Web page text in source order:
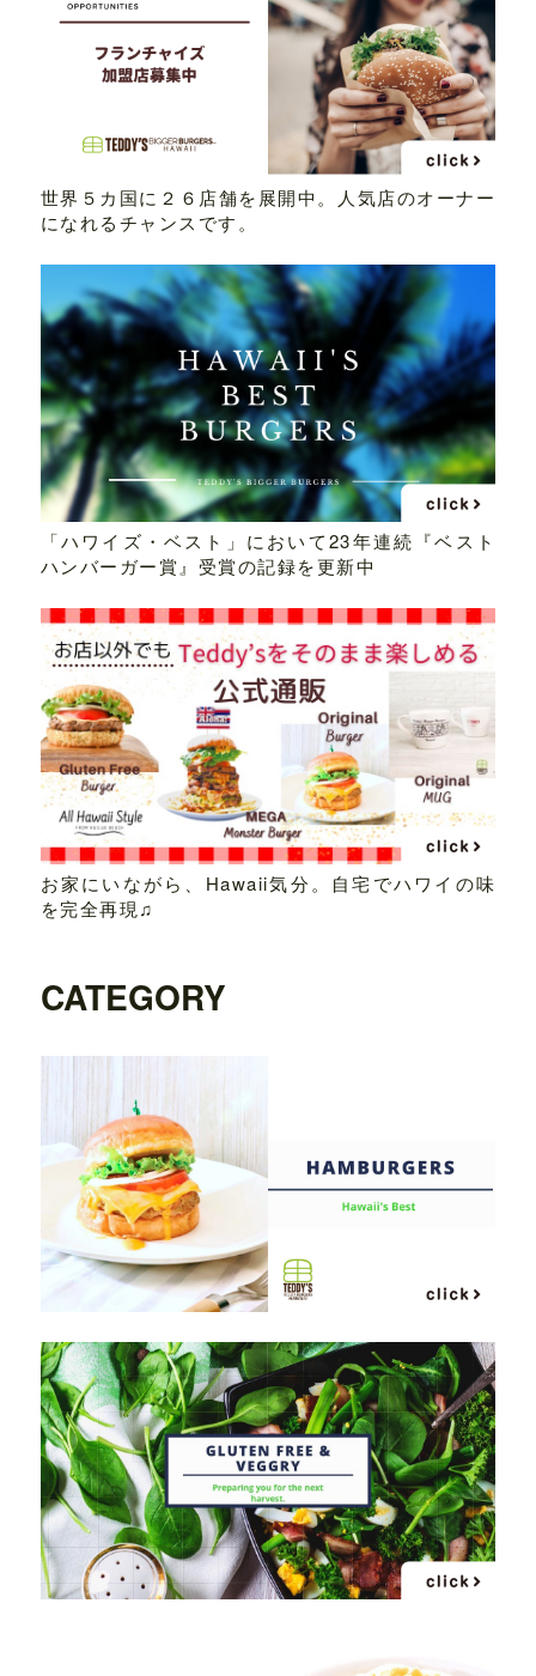
世界５カ国に２６店舗を展開中。人気店のオーナー
になれるチャンスです。
「ハワイズ・ベスト」において23年連続『ベスト
ハンバーガー賞』受賞の記録を更新中
お家にいながら、Hawaii気分。自宅でハワイの味
を完全再現♫
CATEGORY